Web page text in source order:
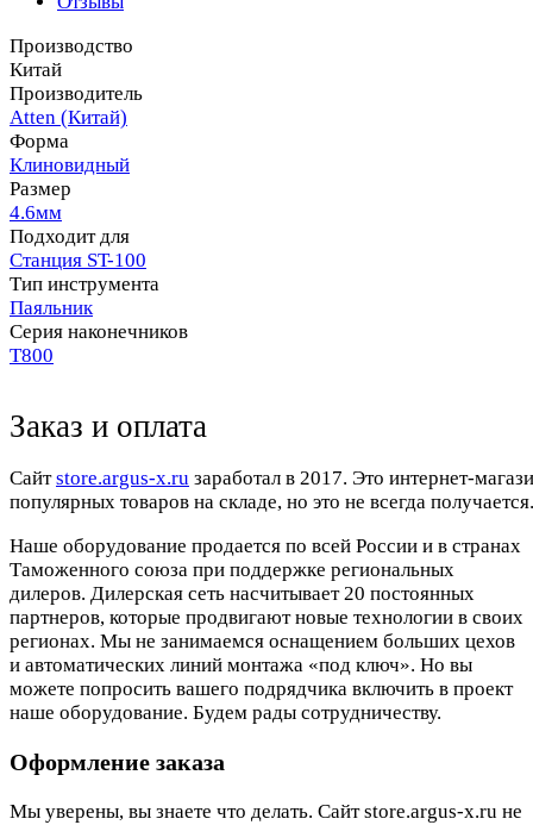
Производство
Китай
Производитель
Atten (Китай)
Форма
Клиновидный
Размер
4.6мм
Подходит для
Станция ST-100
Тип инструмента
Паяльник
Серия наконечников
T800
Заказ и оплата
Cайтstore.argus-x.ru заработал в 2017. Это интернет-
популярных товаров на складе, но это не всегда
Наше оборудование продается по всей России и в странах
Таможенного союза при поддержке региональных
дилеров. Дилерская сеть насчитывает 20 постоянных
партнеров, которые продвигают новые технологии в своих
регионах. Мы не занимаемся оснащением больших цехов
и автоматических линий монтажа «под ключ». Но вы
можете попросить вашего подрядчика включить в проект
наше оборудование. Будем рады сотрудничеству.
Оформление заказа
Мы уверены, вы знаете что делать. Сайт store.argus-x.ru не